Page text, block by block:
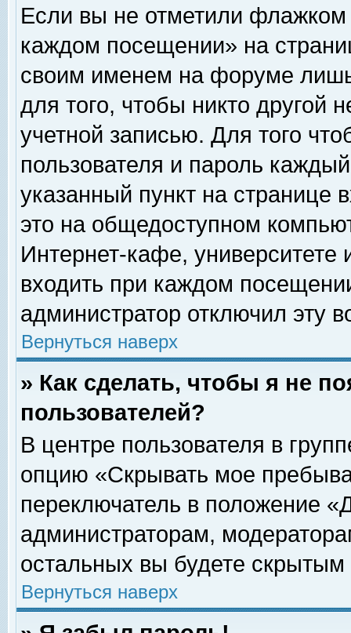
Если вы не отметили флажком
каждом посещении» на
своим именем на форуме
для того, чтобы никто другой
учетной записью. Для того
пользователя и пароль
указанный пункт на
это на общедоступном
Интернет-кафе, университете
входить при каждом
администратор отключил эту
Вернуться наверх
» Как сделать, чтобы я не
пользователей?
В центре пользователя в
опцию «Скрывать мое
переключатель в положение
администраторам,
остальных вы будете скрытым
Вернуться наверх